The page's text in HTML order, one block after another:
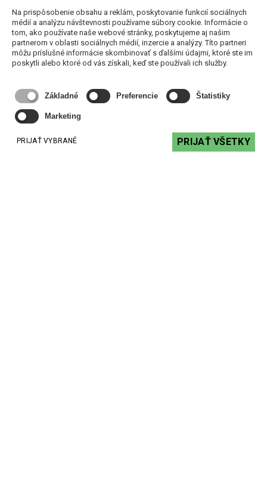
Na prispôsobenie obsahu a reklám, poskytovanie funkcií sociálnych
médií a analýzu návštevnosti používame súbory cookie. Informácie o
tom, ako používate naše webové stránky, poskytujeme aj našim
partnerom v oblasti sociálnych médií, inzercie a analýzy. Títo partneri
môžu príslušné informácie skombinovať s ďalšími údajmi, ktoré ste im
poskytli alebo ktoré od vás získali, keď ste používali ich služby.
Základné Preferencie Štatistiky
Marketing
PRIJAŤ VYBRANÉ PRIJAŤ VŠETKY